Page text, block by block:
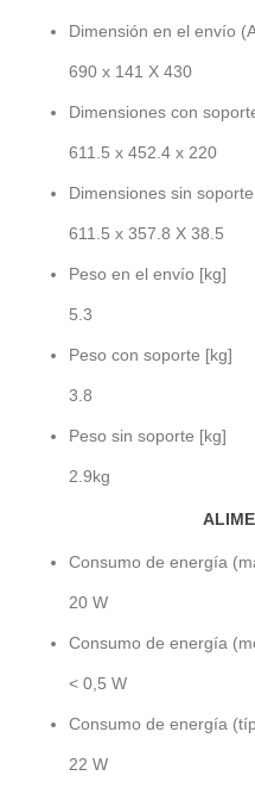
Dimensión en el envío
690 x 141 X 430
Dimensiones con
611.5 x 452.4 x 220
Dimensiones sin
611.5 x 357.8 X 38.5
Peso en el envío [kg]
5.3
Peso con soporte [kg]
3.8
Peso sin soporte [kg]
2.9kg
Consumo de energía
20 W
Consumo de energía
< 0,5 W
Consumo de energía
22 W